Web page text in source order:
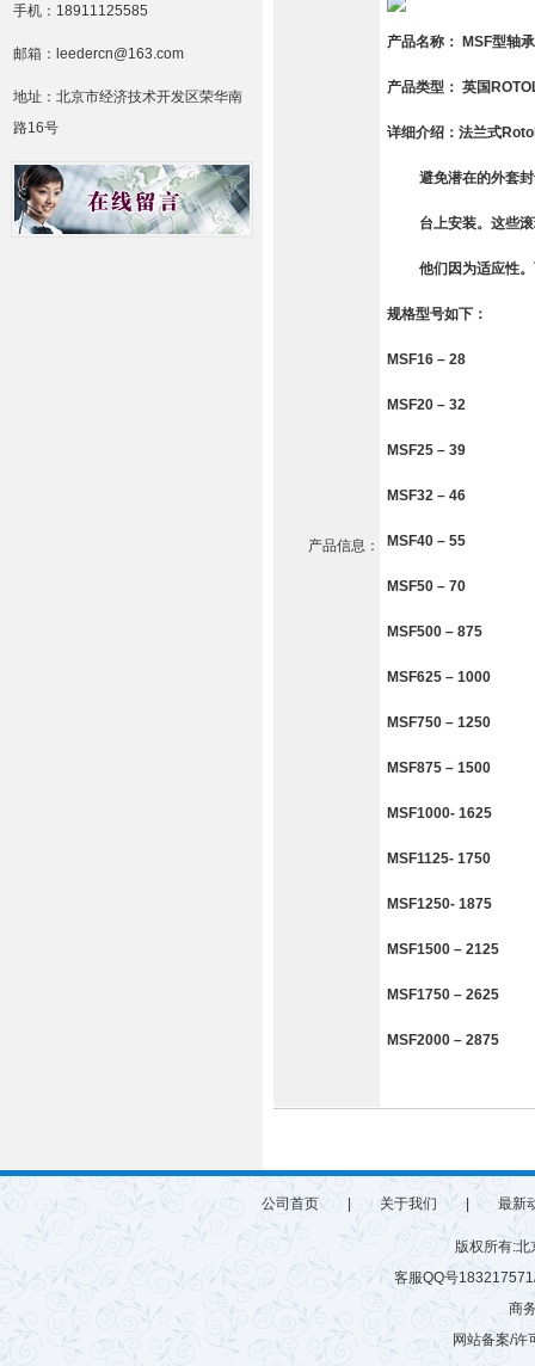
手机：18911125585
邮箱：leedercn@163.com
地址：北京市经济技术开发区荣华南
路16号
产品信息：
产品名称： MSF型轴
产品类型： 英国
详细介绍：法兰式
避免潜在的外套封
台上安装。这些滚
他们因为适应性。
规格型号如下：
MSF16 – 28
MSF20 – 32
MSF25 – 39
MSF32 – 46
MSF40 – 55
MSF50 – 70
MSF500 – 875
MSF625 – 1000
MSF750 – 1250
MSF875 – 1500
MSF1000- 1625
MSF1125- 1750
MSF1250- 1875
MSF1500 – 2125
MSF1750 – 2625
MSF2000 – 2875
公司首页| 关于我们 | 最新
版权所有:
客服QQ号
商
网站备案/许